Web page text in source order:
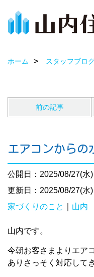
ホーム スタッフブロ
前の記事
エアコンからの
公開日：2025/08/27(水)
更新日：2025/08/27(水)
家づくりのこと
山内
山内です。
今朝お客さまよりエア
ありさっそく対応して